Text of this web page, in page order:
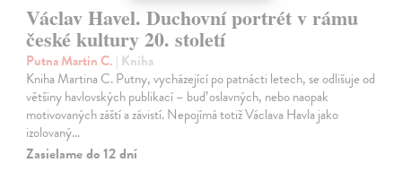
Václav Havel. Duchovní portrét v rámu
české kultury 20. století
Putna Martin C. | Kniha
Kniha Martina C. Putny, vycházející po patnácti letech, se odlišuje od
většiny havlovských publikací – buď oslavných, nebo naopak
motivovaných záští a závistí. Nepojímá totiž Václava Havla jako
izolovaný…
Zasielame do 12 dní